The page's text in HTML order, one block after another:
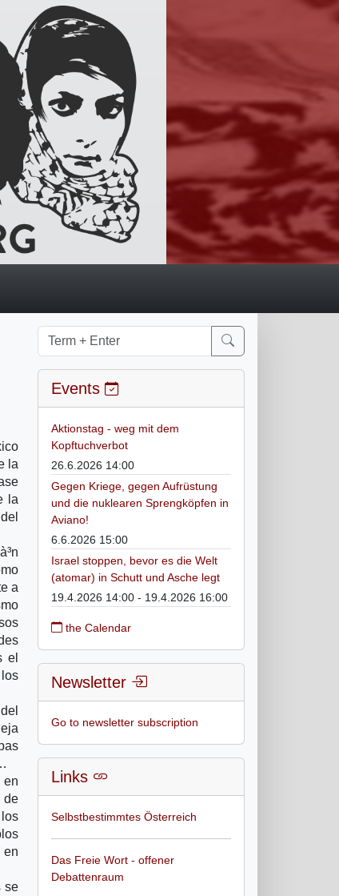
la
la
a
el
en
de
en
se
Events
Aktionstag - weg mit dem
Kopftuchverbot
26.6.2026 14:00
Gegen Kriege, gegen Aufrüstung
und die nuklearen Sprengköpfen in
Aviano!
6.6.2026 15:00
Israel stoppen, bevor es die Welt
(atomar) in Schutt und Asche legt
19.4.2026 14:00 - 19.4.2026 16:00
the Calendar
Newsletter
Go to newsletter subscription
Links
Selbstbestimmtes Österreich
Das Freie Wort - offener
Debattenraum